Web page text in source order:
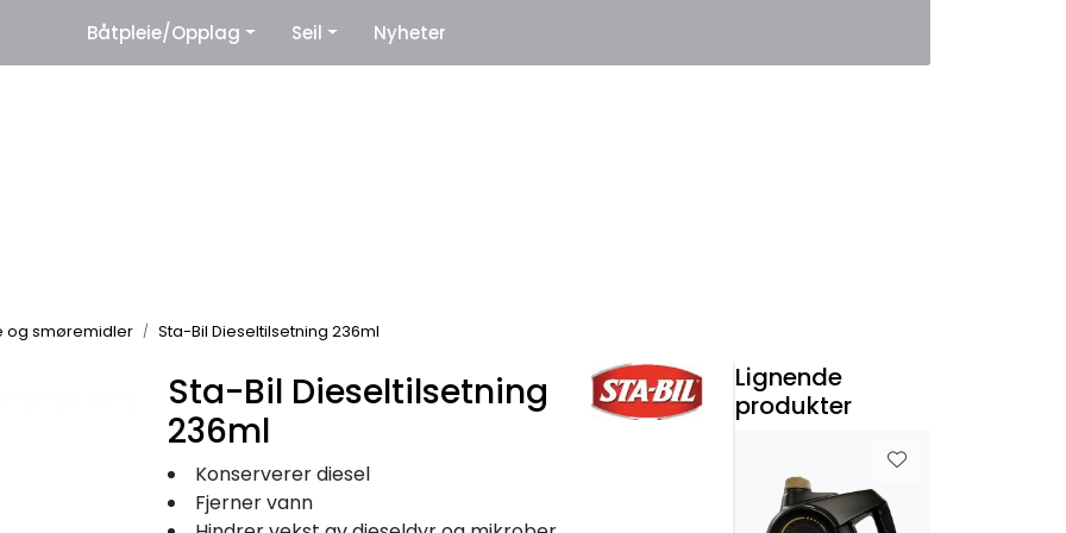
Leverandører
Båtpleie/Opplag Seil Nyheter
og smøremidler Sta-Bil Dieseltilsetning 236ml
Sta-Bil Dieseltilsetning
236ml
Konserverer diesel
Fjerner vann
Lignende
produkter